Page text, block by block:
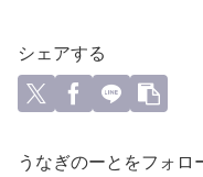
シェアする
うなぎのーとをフォロ